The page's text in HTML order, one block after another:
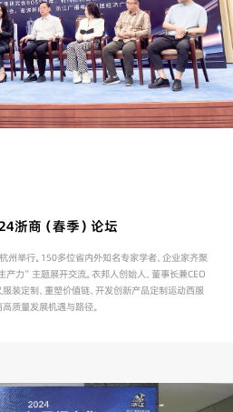
浙商（春季）论坛
州举行。150多位省内外知名专家学者、企业家齐聚
产力”主题展开交流。衣邦人创始人、董事长兼CEO
装定制、重塑价值链、开发创新产品定制运动西服
质量发展机遇与路径。